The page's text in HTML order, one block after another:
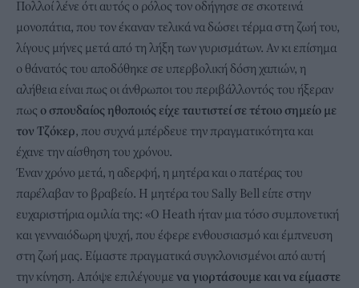
Πολλοί λένε ότι αυτός ο ρόλος τον οδήγησε σε σκοτεινά
μονοπάτια, που τον έκαναν τελικά να δώσει τέρμα στη ζωή του,
λίγους μήνες μετά από τη λήξη των γυρισμάτων. Αν κι επίσημα
ο θάνατός του αποδόθηκε σε υπερβολική δόση χαπιών, η
αλήθεια είναι πως οι άνθρωποι του περιβάλλοντός του ήξεραν
πως ο σπουδαίος ηθοποιός είχε ταυτιστεί σε τέτοιο σημείο με
τον Τζόκερ, που συχνά μπέρδευε την πραγματικότητα και
έχανε την αίσθηση του χρόνου.
Έναν χρόνο μετά, η αδερφή, η μητέρα και ο πατέρας του
παρέλαβαν το βραβείο. Η μητέρα του Sally Bell είπε στην
ευχαριστήρια ομιλία της: «Ο Heath ήταν μια τόσο συμπονετική
και γενναιόδωρη ψυχή, που έφερε ενθουσιασμό και έμπνευση
στη ζωή μας. Είμαστε πραγματικά συγκλονισμένοι από αυτή
την κίνηση. Απόψε επιλέγουμε να γιορτάσουμε και να είμαστε